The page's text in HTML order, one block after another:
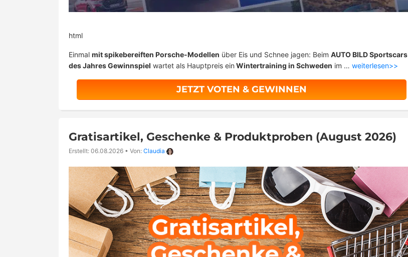
html
Einmal mit spikebereiften Porsche-Modellen über Eis und Schnee jagen: Beim AUTO BILD Sportscars
des Jahres Gewinnspiel wartet als Hauptpreis ein Wintertraining in Schweden im … weiterlesen>>
JETZT VOTEN & GEWINNEN
Gratisartikel, Geschenke & Produktproben (August 2026)
Erstellt: 06.08.2026 • Von: Claudia